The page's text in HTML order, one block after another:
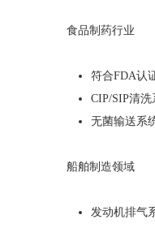
食品制药行业
符合FDA认
CIP/SIP清
无菌输送系
船舶制造领域
发动机排气